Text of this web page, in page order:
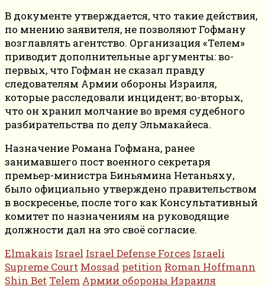
В документе утверждается, что такие действия,
по мнению заявителя, не позволяют Гофману
возглавлять агентство. Организация «Телем»
приводит дополнительные аргументы: во-
первых, что Гофман не сказал правду
следователям Армии обороны Израиля,
которые расследовали инцидент; во-вторых,
что он хранил молчание во время судебного
разбирательства по делу Эльмакайеса.
Назначение Романа Гофмана, ранее
занимавшего пост военного секретаря
премьер-министра Биньямина Нетаньяху,
было официально утверждено правительством
в воскресенье, после того как Консультативный
комитет по назначениям на руководящие
должности дал на это своё согласие.
Elmakais Israel Israel Defense Forces Israeli
Supreme Court Mossad petition Roman Hoffmann
Shin Bet Telem Армии обороны Израиля